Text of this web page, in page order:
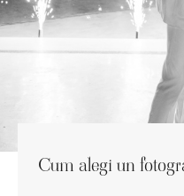
Cum alegi un